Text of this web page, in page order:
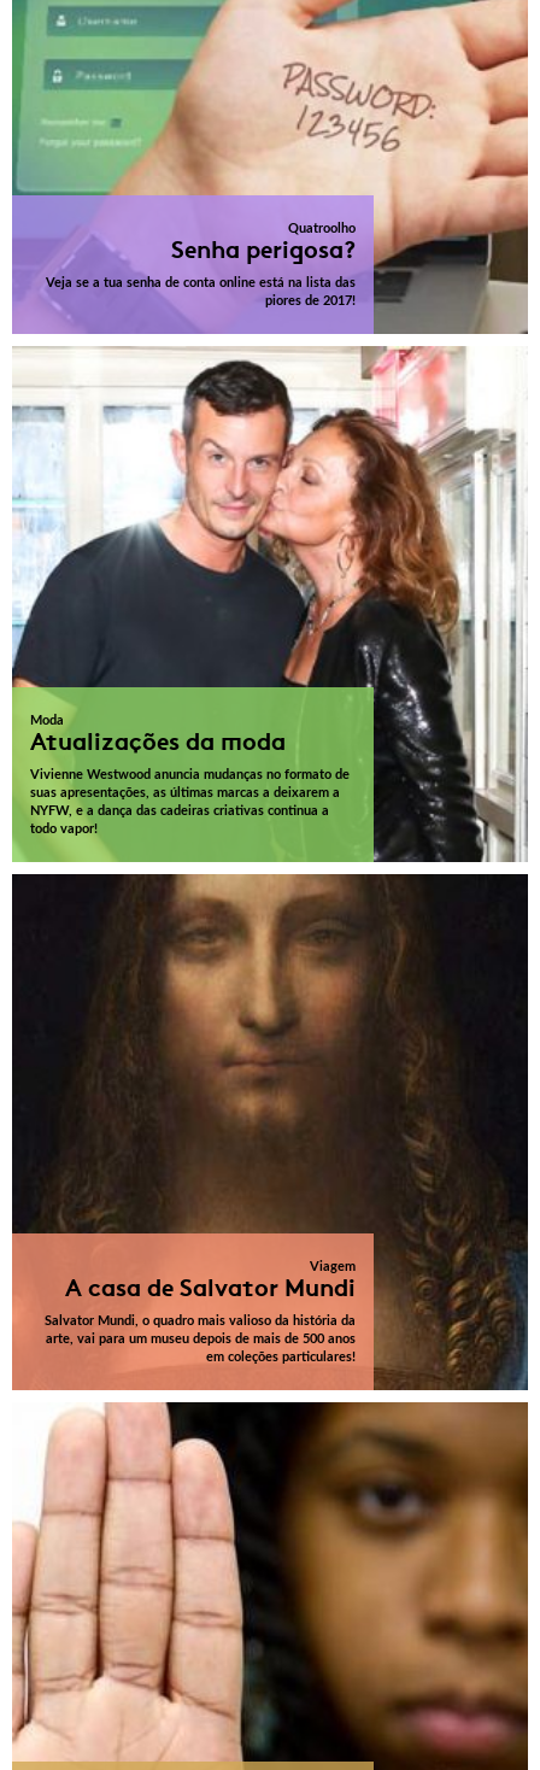
Quatroolho
Senha perigosa?
Veja se a tua senha de conta online está na lista das
piores de 2017!
Moda
Atualizações da moda
Vivienne Westwood anuncia mudanças no formato de
suas apresentações, as últimas marcas a deixarem a
NYFW, e a dança das cadeiras criativas continua a
todo vapor!
Viagem
A casa de Salvator Mundi
Salvator Mundi, o quadro mais valioso da história da
arte, vai para um museu depois de mais de 500 anos
em coleções particulares!